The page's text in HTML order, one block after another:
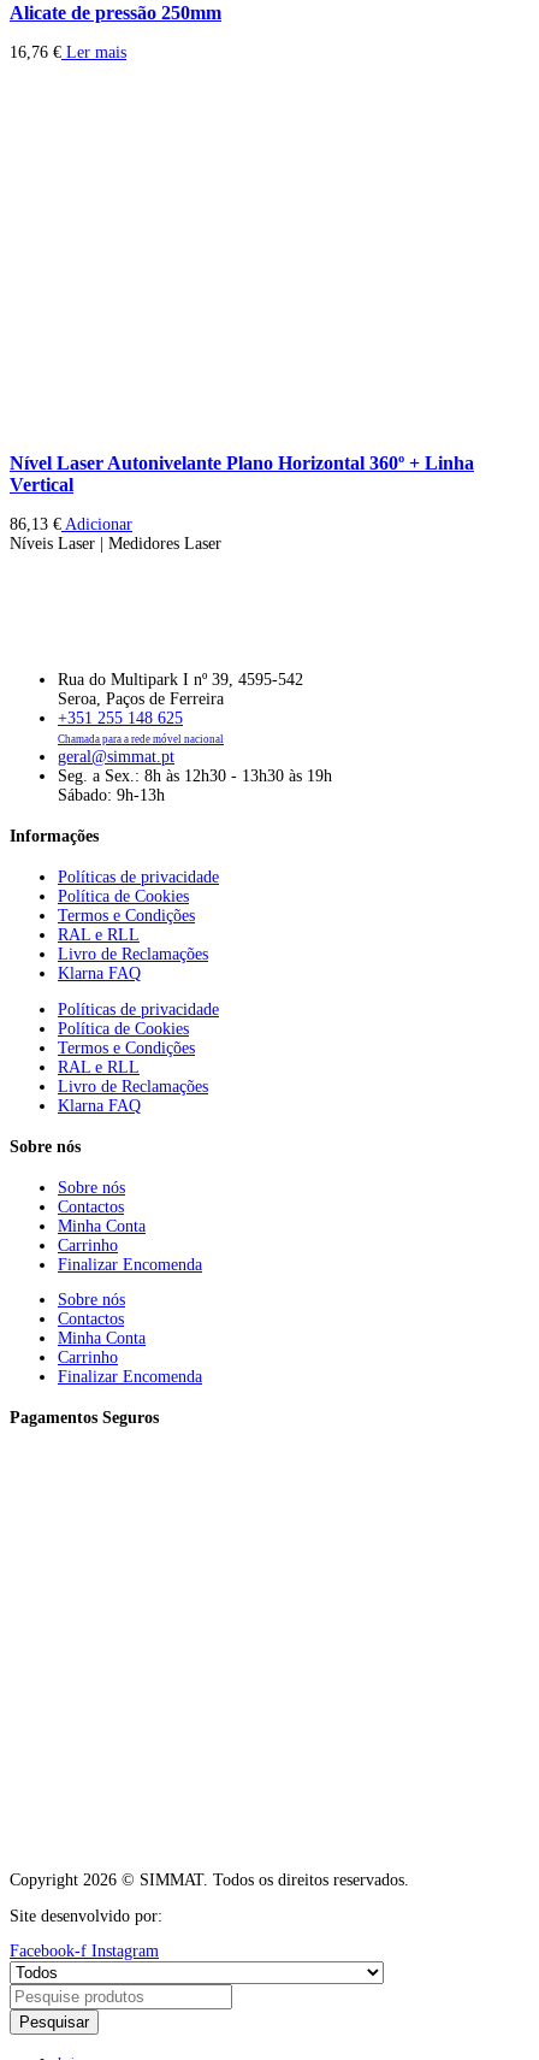
Alicate de pressão 250mm
16,76 € Ler mais
Nível Laser Autonivelante Plano Horizontal 360º + Linha
Vertical
86,13 € Adicionar
Níveis Laser | Medidores Laser
Rua do Multipark I nº 39, 4595-542
Seroa, Paços de Ferreira
+351 255 148 625
Chamada para a rede móvel nacional
geral@simmat.pt
Seg. a Sex.: 8h às 12h30 - 13h30 às 19h
Sábado: 9h-13h
Informações
Políticas de privacidade
Política de Cookies
Termos e Condições
RAL e RLL
Livro de Reclamações
Klarna FAQ
Políticas de privacidade
Política de Cookies
Termos e Condições
RAL e RLL
Livro de Reclamações
Klarna FAQ
Sobre nós
Sobre nós
Contactos
Minha Conta
Carrinho
Finalizar Encomenda
Sobre nós
Contactos
Minha Conta
Carrinho
Finalizar Encomenda
Pagamentos Seguros
Copyright 2026 © SIMMAT. Todos os direitos reservados.
Site desenvolvido por:
Facebook-f Instagram
Pesquisar